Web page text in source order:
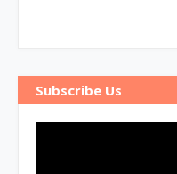
Subscribe Us